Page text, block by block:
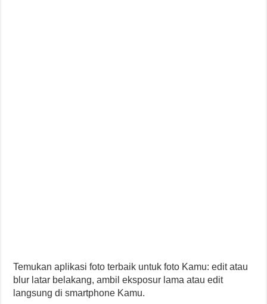
Temukan aplikasi foto terbaik untuk foto Kamu: edit atau
blur latar belakang, ambil eksposur lama atau edit
langsung di smartphone Kamu.